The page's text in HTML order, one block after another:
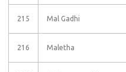
215 Mal Gadhi
216 Maletha